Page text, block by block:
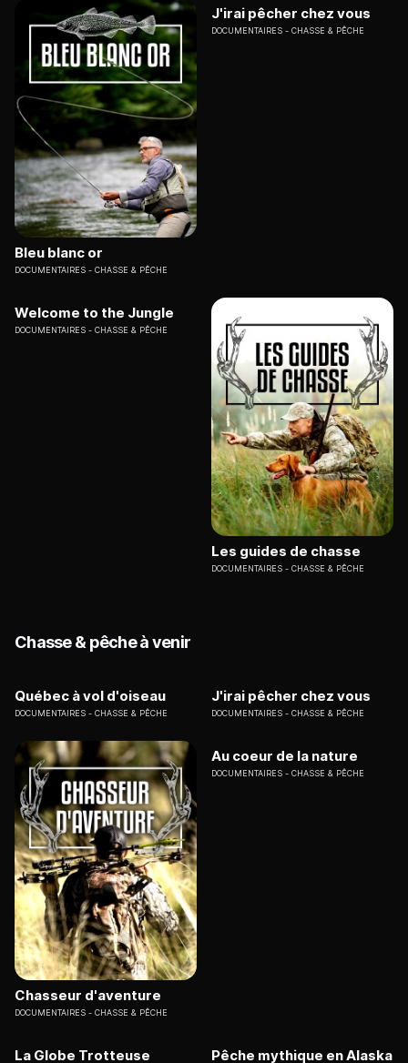
Bleu blanc or
DOCUMENTAIRES CHASSE & PÊCHE
J'irai pêcher chez vous
DOCUMENTAIRES CHASSE & PÊCHE
Welcome to the Jungle
DOCUMENTAIRES CHASSE & PÊCHE
Les guides de chasse
DOCUMENTAIRES CHASSE & PÊCHE
Chasse & pêche à venir
Québec à vol d'oiseau
DOCUMENTAIRES CHASSE & PÊCHE
J'irai pêcher chez vous
DOCUMENTAIRES CHASSE & PÊCHE
Chasseur d'aventure
DOCUMENTAIRES CHASSE & PÊCHE
Au coeur de la nature
DOCUMENTAIRES CHASSE & PÊCHE
La Globe Trotteuse
Pêche mythique en Alaska